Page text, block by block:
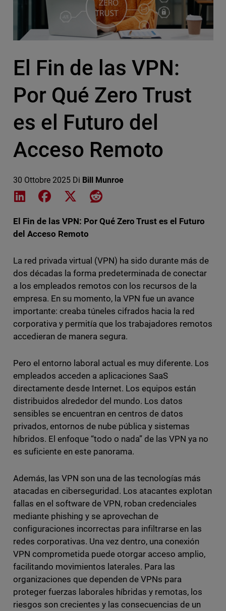
El Fin de las VPN:
Por Qué Zero Trust
es el Futuro del
Acceso Remoto
30 Ottobre 2025 Di Bill Munroe
Share on LinkedIn
Share on Facebook
Share on XShare on Reddit
El Fin de las VPN: Por Qué Zero Trust es el Futuro
del Acceso Remoto
La red privada virtual (VPN) ha sido durante más de
dos décadas la forma predeterminada de conectar
a los empleados remotos con los recursos de la
empresa. En su momento, la VPN fue un avance
importante: creaba túneles cifrados hacia la red
corporativa y permitía que los trabajadores remotos
accedieran de manera segura.
Pero el entorno laboral actual es muy diferente. Los
empleados acceden a aplicaciones SaaS
directamente desde Internet. Los equipos están
distribuidos alrededor del mundo. Los datos
sensibles se encuentran en centros de datos
privados, entornos de nube pública y sistemas
híbridos. El enfoque “todo o nada” de las VPN ya no
es suficiente en este panorama.
Además, las VPN son una de las tecnologías más
atacadas en ciberseguridad. Los atacantes explotan
fallas en el software de VPN, roban credenciales
mediante phishing y se aprovechan de
configuraciones incorrectas para infiltrarse en las
redes corporativas. Una vez dentro, una conexión
VPN comprometida puede otorgar acceso amplio,
facilitando movimientos laterales. Para las
organizaciones que dependen de VPNs para
proteger fuerzas laborales híbridas y remotas, los
riesgos son crecientes y las consecuencias de un